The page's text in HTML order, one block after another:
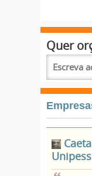
Quer